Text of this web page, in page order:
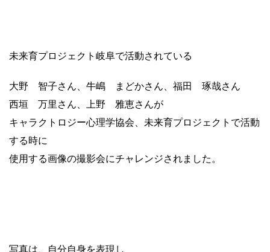
未来育プロジェクト岐阜で活動されている
大野 智子さん、牛嶋 まどかさん、福田 琢哉さん
西垣 万里さん、上野 雅恵さんが
キャラクトロジー心理学協会、未来育プロジェクトで活動
する時に
使用する画像の撮影会にチャレンジされました。
写真は、自分自身を表現し